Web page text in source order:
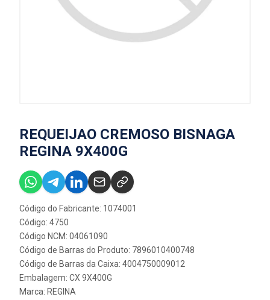
REQUEIJAO CREMOSO BISNAGA
REGINA 9X400G
Código do Fabricante: 1074001
Código: 4750
Código NCM: 04061090
Código de Barras do Produto: 7896010400748
Código de Barras da Caixa: 4004750009012
Embalagem: CX 9X400G
Marca: REGINA